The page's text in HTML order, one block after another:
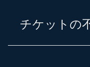
チケットの